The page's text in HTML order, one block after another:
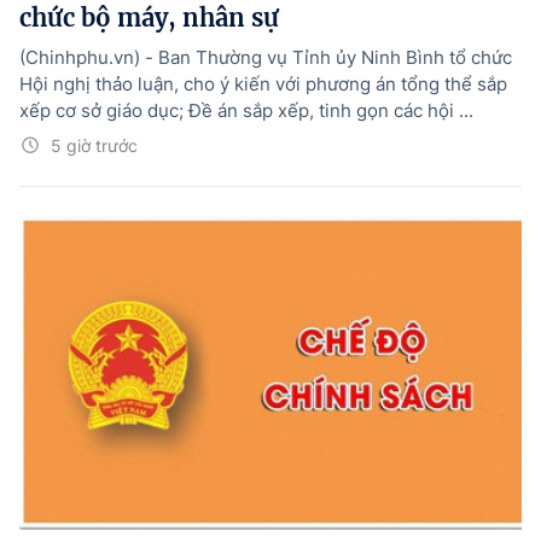
chức bộ máy, nhân sự
5 giờ trước
(Chinhphu.vn) - Ban Thường vụ Tỉnh ủy Ninh Bình tổ chức
Hội nghị thảo luận, cho ý kiến với phương án tổng thể sắp
xếp cơ sở giáo dục; Đề án sắp xếp, tinh gọn các hội ...